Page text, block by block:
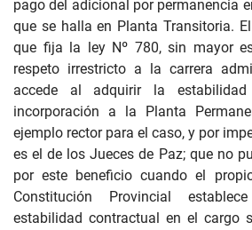
pago del adicional por permanencia
que se halla en Planta Transitoria.
que fija la ley Nº 780, sin mayor
respeto irrestricto a la carrera
accede al adquirir la
incorporación a la Planta
ejemplo rector para el caso, y por
es el de los Jueces de Paz; que no
por este beneficio cuando el
Constitución Provincial
estabilidad contractual en el cargo